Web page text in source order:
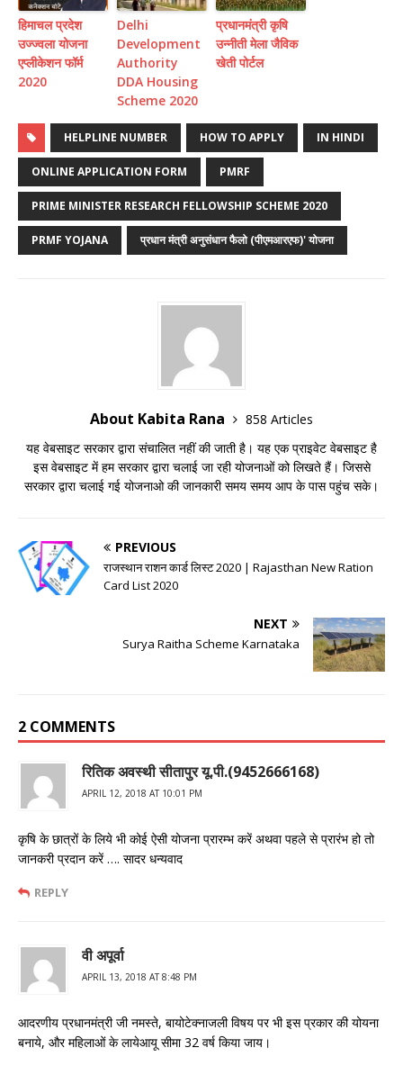
हिमाचल प्रदेश
उज्ज्वला योजना
एप्लीकेशन फॉर्म
2020
Delhi
Development
Authority
DDA Housing
Scheme 2020
प्रधानमंत्री कृषि
उन्नीती मेला जैविक
खेती पोर्टल
HELPLINE NUMBER HOW TO APPLY IN HINDI
ONLINE APPLICATION FORM PMRF
PRIME MINISTER RESEARCH FELLOWSHIP SCHEME 2020
PRMF YOJANA प्रधान मंत्री अनुसंधान फैलो (पीएमआरएफ)' योजना
About Kabita Rana
858 Articles
यह वेबसाइट सरकार द्वारा संचालित नहीं की जाती है। यह एक प्राइवेट वेबसाइट है
इस वेबसाइट में हम सरकार द्वारा चलाई जा रही योजनाओं को लिखते हैं। जिससे
सरकार द्वारा चलाई गई योजनाओ की जानकारी समय समय आप के पास पहुंच सके।
PREVIOUS
राजस्थान राशन कार्ड लिस्ट 2020 | Rajasthan New Ration
Card List 2020
NEXT
Surya Raitha Scheme Karnataka
2 COMMENTS
रितिक अवस्थी सीतापुर यू.पी.(9452666168)
APRIL 12, 2018 AT 10:01 PM
कृषि के छात्रों के लिये भी कोई ऐसी योजना प्रारम्भ करें अथवा पहले से प्रारंभ हो तो
जानकरी प्रदान करें …. सादर धन्यवाद
REPLY
वी अपूर्वा
APRIL 13, 2018 AT 8:48 PM
आदरणीय प्रधानमंत्री जी नमस्ते, बायोटेक्नाजली विषय पर भी इस प्रकार की योयना
बनाये, और महिलाओं के लायेआयू सीमा 32 वर्ष किया जाय।